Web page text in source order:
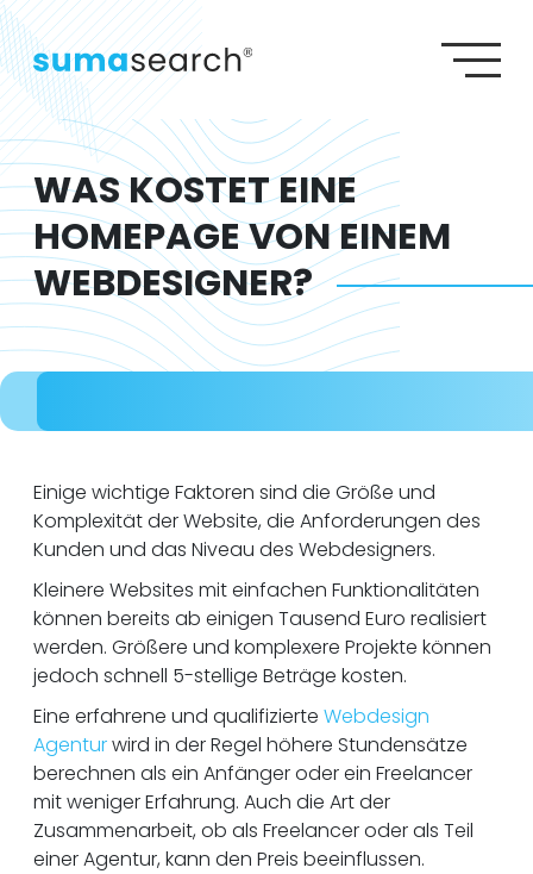
Agenturleistungen Lexikon
Wiki
Referenzen
Über uns Karriere
SSEO AGENTUR
SSEA AGENTUR
G
GEO AGENTUR
W
WEBDESIGN AGENTUR
WAS KOSTET EINE
HOMEPAGE VON EINEM
WEBDESIGNER?
Einige wichtige Faktoren sind die Größe und
Komplexität der Website, die Anforderungen des
Kunden und das Niveau des Webdesigners.
Kleinere Websites mit einfachen Funktionalitäten
können bereits ab einigen Tausend Euro realisiert
werden. Größere und komplexere Projekte können
jedoch schnell 5-stellige Beträge kosten.
Eine erfahrene und qualifizierte Webdesign
Agenturwird in der Regel höhere Stundensätze
berechnen als ein Anfänger oder ein Freelancer
mit weniger Erfahrung. Auch die Art der
Zusammenarbeit, ob als Freelancer oder als Teil
einer Agentur, kann den Preis beeinflussen.